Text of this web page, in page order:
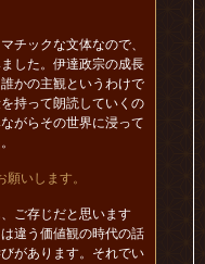
チックな文体なので、
した。伊達政宗の成長
かの主観というわけで
持って朗読していくの
がらその世界に浸って
いします。
ご存じだと思います
違う価値観の時代の話
があります。それでい